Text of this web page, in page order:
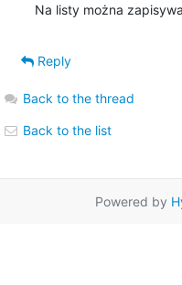
Na listy można
Reply
Back to the thread
Back to the list
Powered by